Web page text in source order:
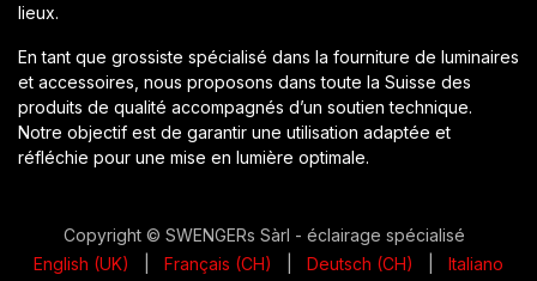
lieux.
En tant que grossiste spécialisé dans la fourniture de luminaires
et accessoires, nous proposons dans toute la Suisse des
produits de qualité accompagnés d’un soutien technique.
Notre objectif est de garantir une utilisation adaptée et
réfléchie pour une mise en lumière optimale.
Copyright © SWENGERs Sàrl - éclairage spécialisé
English (UK)
Français (CH) Deutsch (CH) Italiano